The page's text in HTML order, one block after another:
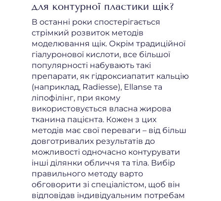
для контурної пластики щік?
В останні роки спостерігається
стрімкий розвиток методів
моделювання щік. Окрім традиційної
гіалуронової кислоти, все більшої
популярності набувають такі
препарати, як гідроксиапатит кальцію
(наприклад, Radiesse), Ellanse та
ліпофілінг, при якому
використовується власна жирова
тканина пацієнта. Кожен з цих
методів має свої переваги – від більш
довготривалих результатів до
можливості одночасно контурувати
інші ділянки обличчя та тіла. Вибір
правильного методу варто
обговорити зі спеціалістом, щоб він
відповідав індивідуальним потребам